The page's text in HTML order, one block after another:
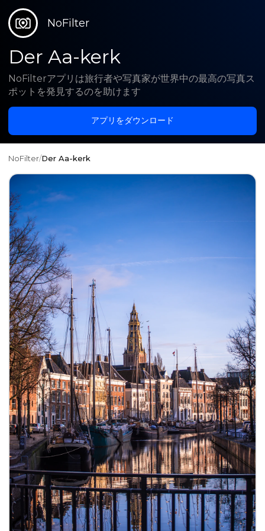
NoFilter
Der Aa-kerk
NoFilterアプリは旅行者や写真家が世界中の最高の写真ス
ポットを発見するのを助けます
アプリをダウンロード
NoFilter/Der Aa-kerk